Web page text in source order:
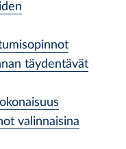
täydentävät
valinnaisina